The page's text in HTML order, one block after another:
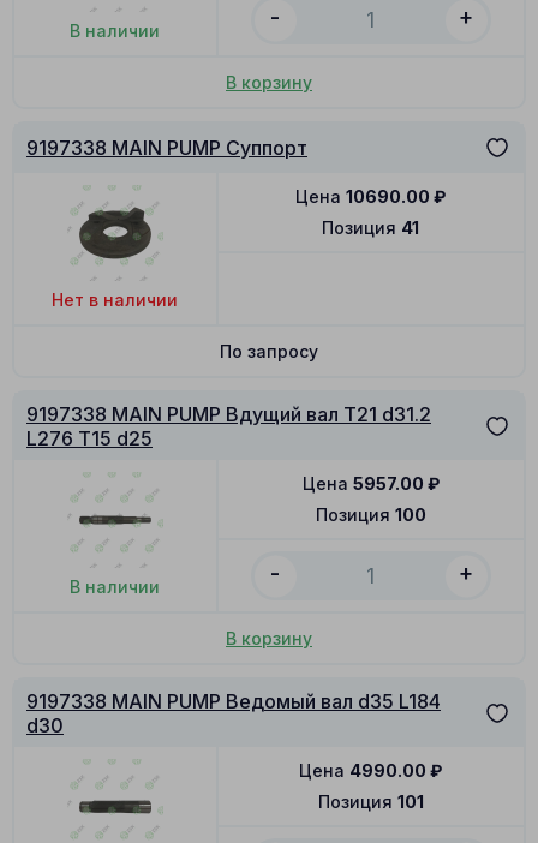
В наличии
- +
В корзину
9197338 MAIN PUMP Суппорт
Нет в наличии
Позиция 41
Цена 10690.00 ₽
По запросу
9197338 MAIN PUMP Вдущий вал T21 d31.2
L276 T15 d25
В наличии
Позиция 100
Цена 5957.00 ₽
- +
В корзину
9197338 MAIN PUMP Ведомый вал d35 L184
d30
Позиция 101
Цена 4990.00 ₽